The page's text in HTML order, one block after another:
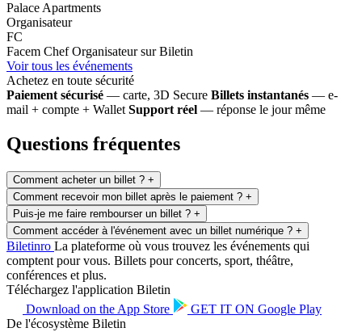
Palace Apartments
Organisateur
FC
Facem Chef Organisateur sur Biletin
Voir tous les événements
Achetez en toute sécurité
Paiement sécurisé — carte, 3D Secure Billets instantanés — e-
mail + compte + Wallet Support réel — réponse le jour même
Questions fréquentes
Comment acheter un billet ? +
Comment recevoir mon billet après le paiement ? +
Puis-je me faire rembourser un billet ? +
Comment accéder à l'événement avec un billet numérique ? +
Biletinro La plateforme où vous trouvez les événements qui
comptent pour vous. Billets pour concerts, sport, théâtre,
conférences et plus.
Téléchargez l'application Biletin
Download on the App Store GET IT ON Google Play
De l'écosystème Biletin